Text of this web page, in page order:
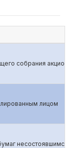
собрания
лицом
несостоявшимся